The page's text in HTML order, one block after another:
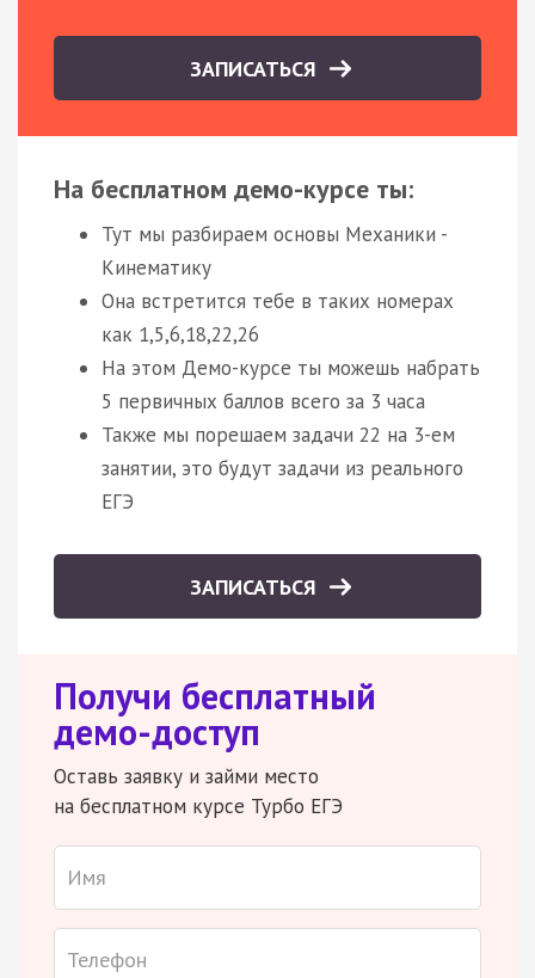
ЗАПИСАТЬСЯ
На бесплатном демо-курсе ты:
Тут мы разбираем основы Механики -
Кинематику
Она встретится тебе в таких номерах
как 1,5,6,18,22,26
На этом Демо-курсе ты можешь набрать
5 первичных баллов всего за 3 часа
Также мы порешаем задачи 22 на 3-ем
занятии, это будут задачи из реального
ЕГЭ
ЗАПИСАТЬСЯ
Получи бесплатный
демо-доступ
Оставь заявку и займи место
на бесплатном курсе Турбо ЕГЭ